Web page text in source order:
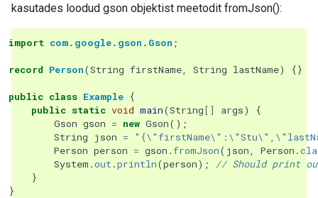
kasutades loodud gson objektist meetodit fromJson():
import com.google.gson.Gson ;
record Person(String firstName String lastName) {}
public class Example {
public static void main(String[] args)
{
Gson gson = new Gson();
String
json =
Person person = gson .fromJson( json Person .
System .out .println(person);
// Should print
}
}